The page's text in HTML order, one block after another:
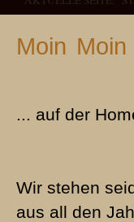
Das
Familie
Piepen
Moin Moin
... auf der
Wir stehen
aus all den